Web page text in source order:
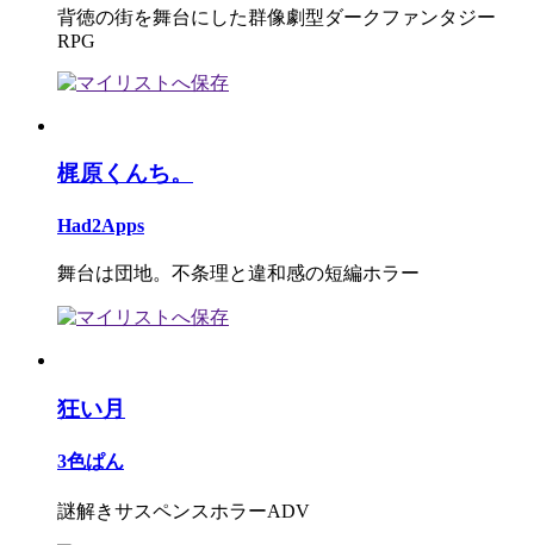
背徳の街を舞台にした群像劇型ダークファンタジー
RPG
梶原くんち。
Had2Apps
舞台は団地。不条理と違和感の短編ホラー
狂い月
3色ぱん
謎解きサスペンスホラーADV